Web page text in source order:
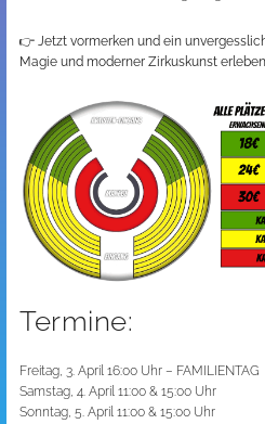
👉 Jetzt vormerken und ein
Magie und moderner Zirkuskunst
Termine:
Freitag, 3. April 16:00 Uhr – FAMILIENTAG
Samstag, 4. April 11:00 & 15:00 Uhr
Sonntag, 5. April 11:00 & 15:00 Uhr